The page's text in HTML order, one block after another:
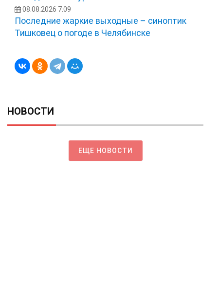
08.08.2026 7:09
Последние жаркие выходные – синоптик
Тишковец о погоде в Челябинске
НОВОСТИ
ЕЩЕ НОВОСТИ